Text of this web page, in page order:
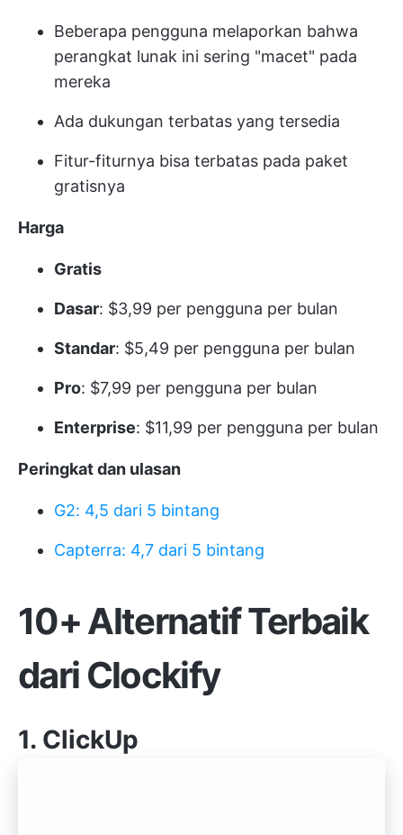
Beberapa pengguna melaporkan bahwa
perangkat lunak ini sering "macet" pada
mereka
Ada dukungan terbatas yang tersedia
Fitur-fiturnya bisa terbatas pada paket
gratisnya
Harga
Gratis
Dasar: $3,99 per pengguna per bulan
Standar: $5,49 per pengguna per bulan
Pro: $7,99 per pengguna per bulan
Enterprise: $11,99 per pengguna per bulan
Peringkat dan ulasan
G2: 4,5 dari 5 bintang
Capterra: 4,7 dari 5 bintang
10+ Alternatif Terbaik
dari Clockify
1. ClickUp